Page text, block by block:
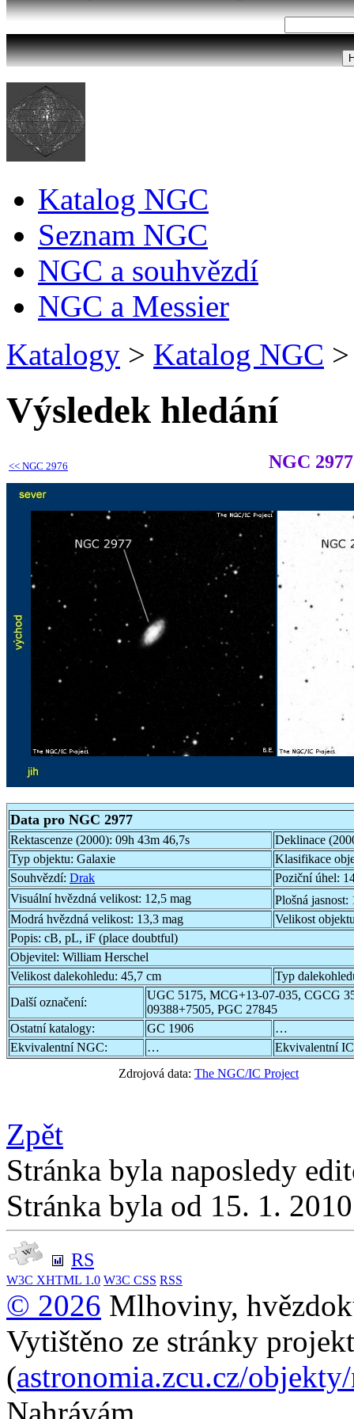
Katalog NGC
Seznam NGC
NGC a souhvězdí
NGC a Messier
Katalogy > Katalog NGC >
Výsledek hledání
<< NGC 2976 NGC 2977
Data pro NGC 2977
Rektascenze (2000): 09h 43m 46,7s
Deklinace
Typ objektu: Galaxie
Klasifikace
Souhvězdí: Drak Poziční úhel:
Visuální hvězdná velikost: 12,5 mag Plošná jasnost:
Modrá hvězdná velikost: 13,3 mag
Velikost
Popis: cB, pL, iF (place doubtful)
Objevitel: William Herschel
Velikost dalekohledu: 45,7 cm
Typ
Další označení:
UGC 5175, MCG+13-07-035, CGCG
09388+7505, PGC 27845
Ostatní katalogy:
GC 1906
…
Ekvivalentní NGC:
…
Ekvivalentní
Zdrojová data: The NGC/IC Project
Zpět
Stránka byla naposledy
Stránka byla od 15. 1.
RS
W3C XHTML 1.0 W3C CSS RSS
© 2026 Mlhoviny,
Vytištěno ze stránky
(astronomia.zcu.cz/
Nahrávám...